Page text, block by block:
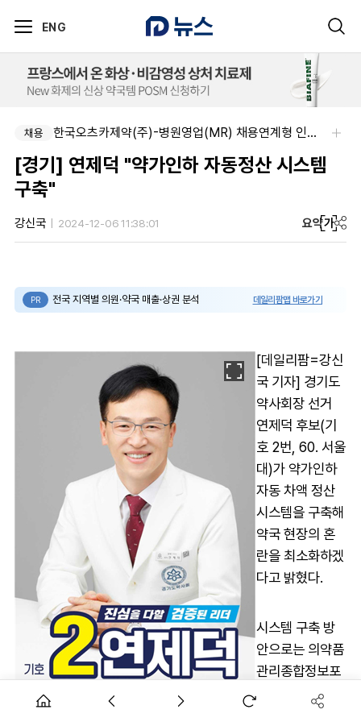
ENG
채용 아주약품-평택공장 제조관리약사 채용(신입우대)
채용 한국오츠카제약(주)-병원영업(MR) 채용연계형 인턴(신입사원) 모집 공고
[경기] 연제덕 "약가인하 자동정산 시스템
구축"
강신국 2024-12-06 11:38:01 요약가
PR 전국 지역별 의원·약국 매출·상권 분석 데일리팜맵 바로가기
[데일리팜=강신
국 기자] 경기도
약사회장 선거
연제덕 후보(기
호 2번, 60. 서울
대)가 약가인하
자동 차액 정산
시스템을 구축해
약국 현장의 혼
란을 최소화하겠
다고 밝혔다.
시스템 구축 방
안으로는 의약품
관리종합정보포
털(KPIS)이 보